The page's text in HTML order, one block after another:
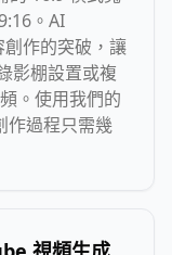
。AI
作的突破，讓
影棚設置或複
。使用我們的
作過程只需幾